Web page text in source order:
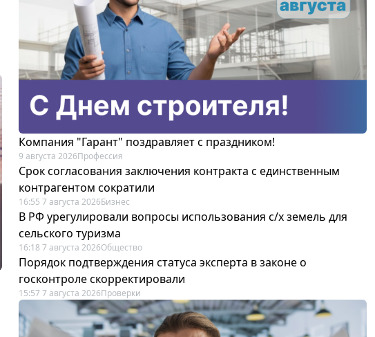
Компания "Гарант" поздравляет с праздником!
9 августа 2026Профессия
Срок согласования заключения контракта с единственным
контрагентом сократили
16:55 7 августа 2026Бизнес
В РФ урегулировали вопросы использования с/х земель для
сельского туризма
16:18 7 августа 2026Общество
Порядок подтверждения статуса эксперта в законе о
госконтроле скорректировали
15:57 7 августа 2026Проверки